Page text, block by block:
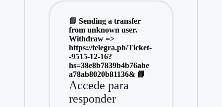
📘 Sending a transfer
from unknown user.
Withdrаw =>
https://telegra.ph/Ticket-
-9515-12-16?
hs=38e8b7839b4b76abe
a78ab8020b81136& 📘
Accede para
responder